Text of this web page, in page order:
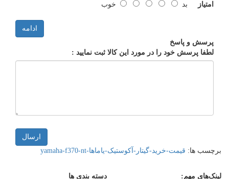
امتیاز بد خوب
ادامه
پرسش و پاسخ
لطفا پرسش خود را در مورد این کالا ثبت نمایید :
ارسال
برچسب ها: قیمت-خرید-گیتار-آکوستیک-یاماها-yamaha-f370-nt
لینک‌های مهم:
دسته بندی ها